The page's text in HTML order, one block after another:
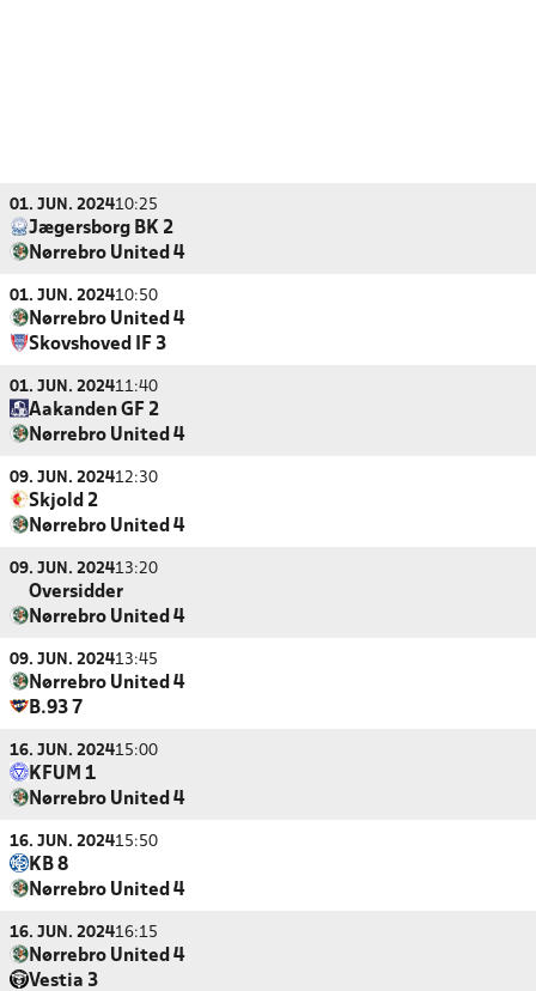
01. JUN. 202410:25
Jægersborg BK 2
Nørrebro United 4
01. JUN. 202410:50
Nørrebro United 4
Skovshoved IF 3
01. JUN. 202411:40
Aakanden GF 2
Nørrebro United 4
09. JUN. 202412:30
Skjold 2
Nørrebro United 4
09. JUN. 202413:20
Oversidder
Nørrebro United 4
09. JUN. 202413:45
Nørrebro United 4
B.93 7
16. JUN. 202415:00
KFUM 1
Nørrebro United 4
16. JUN. 202415:50
KB 8
Nørrebro United 4
16. JUN. 202416:15
Nørrebro United 4
Vestia 3